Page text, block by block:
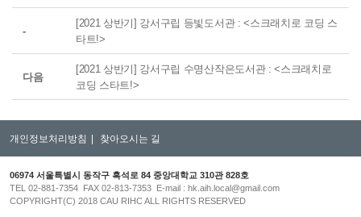
-
[2021 상반기] 강서구립 등빛도서관 : <스크래치로 코딩 스
타트!>
다음
[2021 상반기] 강서구립 수명산작은도서관 : <스크래치로
코딩 스타트!>
개인정보처리방침 찾아오시는 길
06974 서울특별시 동작구 흑석로 84 중앙대학교 310관 828호
TEL 02-881-7354 FAX 02-813-7353 E-mail : hk.aih.local@gmail.com
COPYRIGHT(C) 2018 CAU RIHC ALL RIGHTS RESERVED